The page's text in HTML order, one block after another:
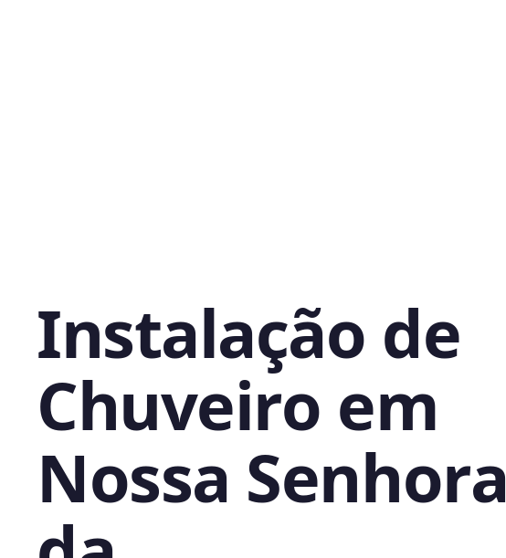
Instalação de
Chuveiro em
Nossa Senhora